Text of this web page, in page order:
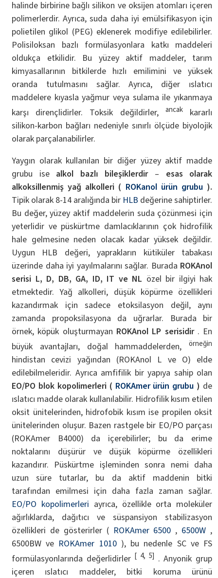
halinde birbirine bağlı silikon ve oksijen atomları içeren
polimerlerdir. Ayrıca, suda daha iyi emülsifikasyon için
polietilen glikol (PEG) eklenerek modifiye edilebilirler.
Polisiloksan bazlı formülasyonlara katkı maddeleri
oldukça etkilidir. Bu yüzey aktif maddeler, tarım
kimyasallarının bitkilerde hızlı emilimini ve yüksek
oranda tutulmasını sağlar. Ayrıca, diğer ıslatıcı
maddelere kıyasla yağmur veya sulama ile yıkanmaya
karşı dirençlidirler. Toksik değildirler,
ancakkararlı
silikon-karbon bağları nedeniyle sınırlı ölçüde biyolojik
olarak parçalanabilirler.
Yaygın olarak kullanılan bir diğer yüzey aktif madde
grubu ise alkol bazlı bileşiklerdir– esas olarak
alkoksillenmiş yağ alkolleri ( ROKanol ürün grubu ).
Tipik olarak 8-14 aralığında bir HLB değerine sahiptirler.
Bu değer, yüzey aktif maddelerin suda çözünmesi için
yeterlidir ve püskürtme damlacıklarının çok hidrofilik
hale gelmesine neden olacak kadar yüksek değildir.
Uygun HLB değeri, yaprakların kütiküler tabakası
üzerinde daha iyi yayılmalarını sağlar. Burada ROKAnol
serisi L, D, DB, GA, ID, IT ve NL özel bir ilgiyi hak
etmektedir. Yağ alkolleri, düşük köpürme özellikleri
kazandırmak için sadece etoksilasyon değil, aynı
zamanda propoksilasyona da uğrarlar. Burada bir
örnek, köpük oluşturmayan ROKAnol LP serisidir. En
büyük avantajları, doğal hammaddelerden,örneğin
hindistan cevizi yağından (ROKAnol L ve O) elde
edilebilmeleridir. Ayrıca amfifilik bir yapıya sahip olan
EO/PO blok kopolimerleri ( ROKAmer ürün grubu ) de
ıslatıcı madde olarak kullanılabilir. Hidrofilik kısım etilen
oksit ünitelerinden, hidrofobik kısım ise propilen oksit
ünitelerinden oluşur. Bazen rastgele bir EO/PO parçası
(ROKAmer B4000) da içerebilirler; bu da erime
noktalarını düşürür ve düşük köpürme özellikleri
kazandırır. Püskürtme işleminden sonra nemi daha
uzun süre tutarlar, bu da aktif maddenin bitki
tarafından emilmesi için daha fazla zaman sağlar.
EO/PO kopolimerleri ayrıca, özellikle orta moleküler
ağırlıklarda, dağıtıcı ve süspansiyon stabilizasyon
özellikleri de gösterirler ( ROKAmer 6500 , 6500W ,
6500BW ve ROKAmer 1010), bu nedenle SC ve FS
formülasyonlarında değerlidirler [ 4, 5] . Anyonik grup
içeren ıslatıcı maddeler, bitki koruma ürünü